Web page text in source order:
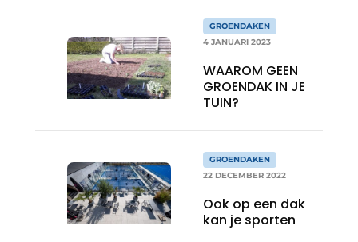
GROENDAKEN
4 JANUARI 2023
WAAROM GEEN
GROENDAK IN JE
TUIN?
GROENDAKEN
22 DECEMBER 2022
Ook op een dak
kan je sporten